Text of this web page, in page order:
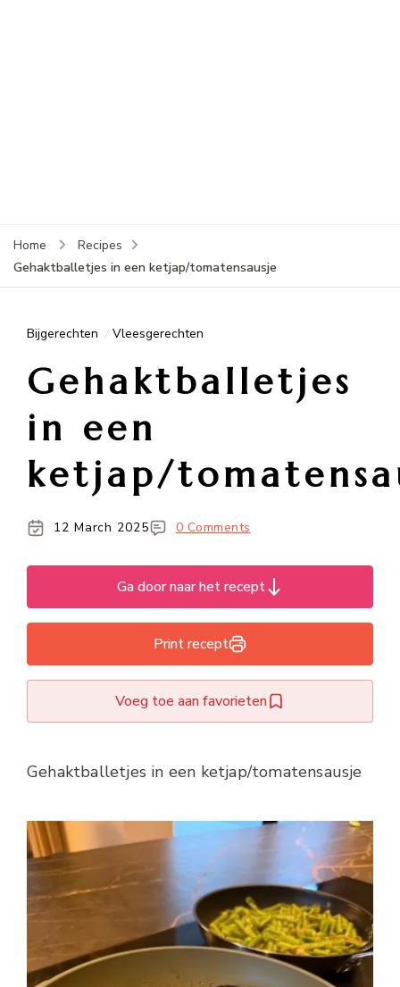
Home
Recipes
Gehaktballetjes in een ketjap/tomatensausje
Bijgerechten Vleesgerechten
Gehaktballetjes
in een
ketjap/
12 March 2025 0 Comments
Ga door naar het recept
Print recept
Voeg toe aan favorieten
Gehaktballetjes in een ketjap/tomatensausje